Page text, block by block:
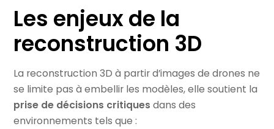
Les enjeux de la
reconstruction 3D
La reconstruction 3D à partir d’images de drones ne
se limite pas à embellir les modèles, elle soutient la
prise de décisions critiques dans des
environnements tels que :